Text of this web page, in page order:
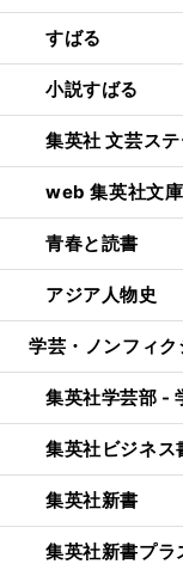
すばる
小説すばる
集英社 文芸ス
web 集英社文庫
青春と読書
アジア人物史
学芸・ノンフィ
集英社学芸部 -
集英社ビジネス
集英社新書
集英社新書プラ